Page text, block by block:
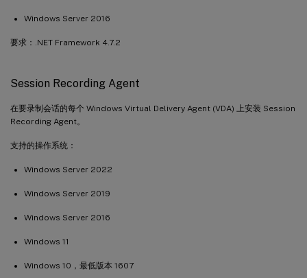
Windows Server 2016
要求：.NET Framework 4.7.2
Session Recording Agent
在要录制会话的每个 Windows Virtual Delivery Agent (VDA) 上安装 Session
Recording Agent。
支持的操作系统：
Windows Server 2022
Windows Server 2019
Windows Server 2016
Windows 11
Windows 10，最低版本 1607